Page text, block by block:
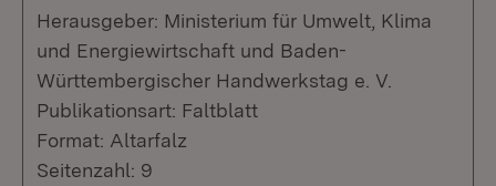
Herausgeber: Ministerium für Umwelt, Klima
und Energiewirtschaft und Baden-
Württembergischer Handwerkstag e. V.
Publikationsart: Faltblatt
Format: Altarfalz
Seitenzahl: 9